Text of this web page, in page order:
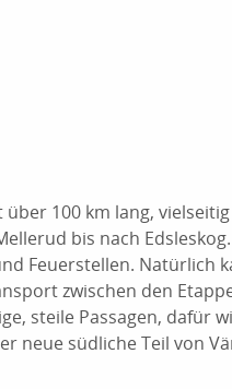
100 km lang,
bis nach
Feuerstellen. Natürlich
zwischen den
steile Passagen, dafür
neue südliche Teil von